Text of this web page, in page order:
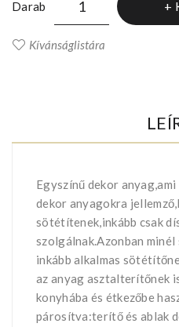
Darab
Kívánságlistára
Egyszínű dekor
dekor anyagokra
sötétítenek,inkább csak
szolgálnak.Azonban
inkább alkalmas
az anyag asztalterítőnek
konyhába és étkezőbe
párosítva:terítő és ablak